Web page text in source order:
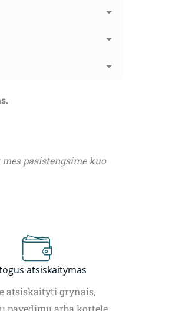
pasistengsime kuo
atsiskaitymas
atsiskaityti grynais,
pavedimu arba kortele.